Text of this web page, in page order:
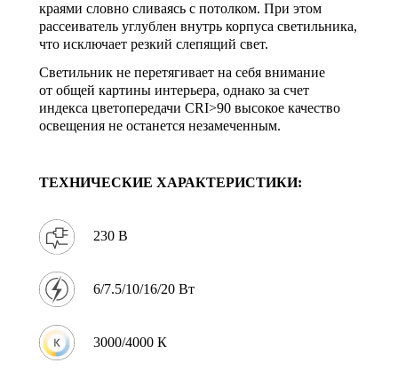
краями словно сливаясь с потолком. При этом
рассеиватель углублен внутрь корпуса светильника,
что исключает резкий слепящий свет.
Светильник не перетягивает на себя внимание
от общей картины интерьера, однако за счет
индекса цветопередачи CRI>90 высокое качество
освещения не останется незамеченным.
ТЕХНИЧЕСКИЕ ХАРАКТЕРИСТИКИ:
230 В
6/7.5/10/16/20 Вт
3000/4000 К